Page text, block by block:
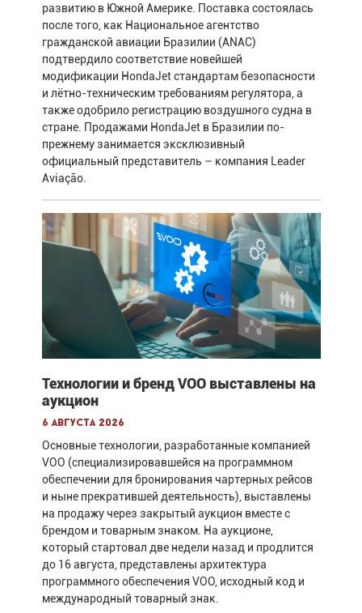
развитию в Южной Америке. Поставка состоялась
после того, как Национальное агентство
гражданской авиации Бразилии (ANAC)
подтвердило соответствие новейшей
модификации HondaJet стандартам безопасности
и лётно-техническим требованиям регулятора, а
также одобрило регистрацию воздушного судна в
стране. Продажами HondaJet в Бразилии по-
прежнему занимается эксклюзивный
официальный представитель – компания Leader
Aviação.
Технологии и бренд VOO выставлены на
аукцион
6 августа 2026
Основные технологии, разработанные компанией
VOO (специализировавшейся на программном
обеспечении для бронирования чартерных рейсов
и ныне прекратившей деятельность), выставлены
на продажу через закрытый аукцион вместе с
брендом и товарным знаком. На аукционе,
который стартовал две недели назад и продлится
до 16 августа, представлены архитектура
программного обеспечения VOO, исходный код и
международный товарный знак.